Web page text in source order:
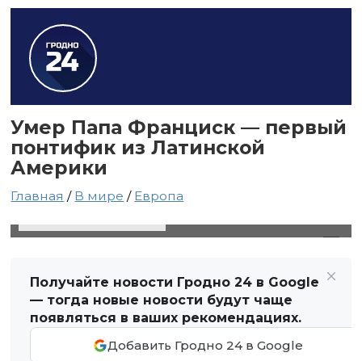
Умер Папа Франциск — первый
понтифик из Латинской
Америки
Главная / В мире / Европа
Получайте новости Гродно 24 в Google
— тогда новые новости будут чаще
появляться в ваших рекомендациях.
Добавить Гродно 24 в Google